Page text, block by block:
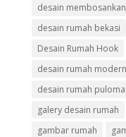
desain membosankan
desain rumah bekasi
Desain Rumah Hook
desain rumah
desain rumah
galery desain rumah
gambar rumah